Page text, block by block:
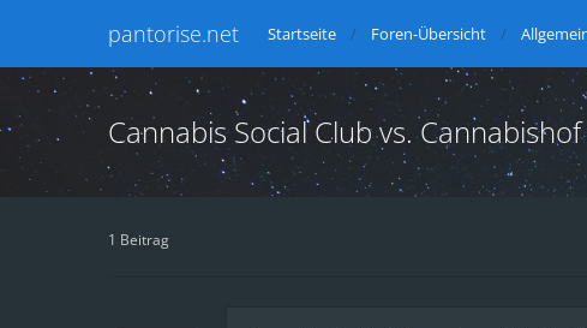
pantorise.net Startseite Foren-Übersicht
Cannabis Social Club vs.
1 Beitrag